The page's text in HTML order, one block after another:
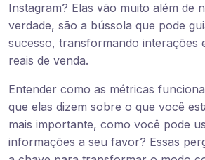
Instagram? Elas vão muito além de
verdade, são a bússola que pode
sucesso, transformando interações
reais de venda.
Entender como as métricas
que elas dizem sobre o que você
mais importante, como você pode
informações a seu favor? Essas